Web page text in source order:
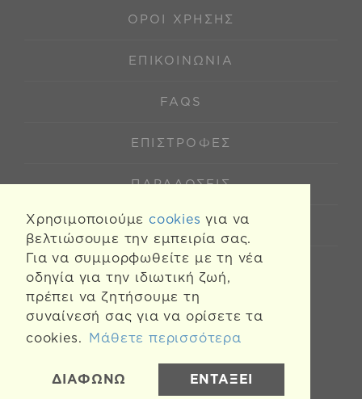
Χρησιμοποιούμε cookies για να
βελτιώσουμε την εμπειρία σας.
Για να συμμορφωθείτε με τη νέα
οδηγία για την ιδιωτική ζωή,
πρέπει να ζητήσουμε τη
συναίνεσή σας για να ορίσετε τα
cookies. Μάθετε περισσότερα
ΔΙΑΦΩΝΩ ΕΝΤΑΞΕΙ
ΌΡΟΙ ΧΡΉΣΗΣ
ΕΠΙΚΟΙΝΩΝΊΑ
FAQS
ΕΠΙΣΤΡΟΦΈΣ
ΠΑΡΑΔΌΣΕΙΣ
COOKIES